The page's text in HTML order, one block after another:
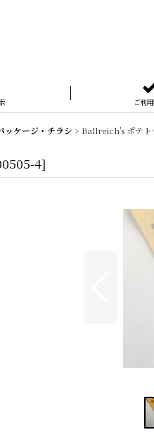
ご利
ッケージ・チラシ > Ballreich's ポテ
4]